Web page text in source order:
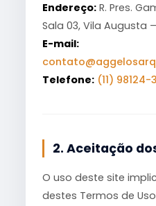
Endereço: R. Pres.
Sala 03, Vila Augusta
E-mail:
Telefone: (11) 98124-
2. Aceitação
O uso deste site
destes Termos de